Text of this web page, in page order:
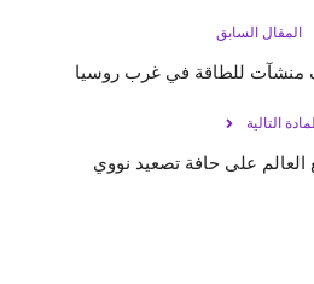
المقال السابق
منشآت للطاقة في غرب روسيا
التالية
على حافة تصعيد نووي